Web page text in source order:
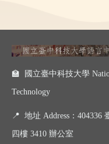
🏫 國立臺中科技大學
Technology
📍 地址 Address：404336
四樓 3410 辦公室